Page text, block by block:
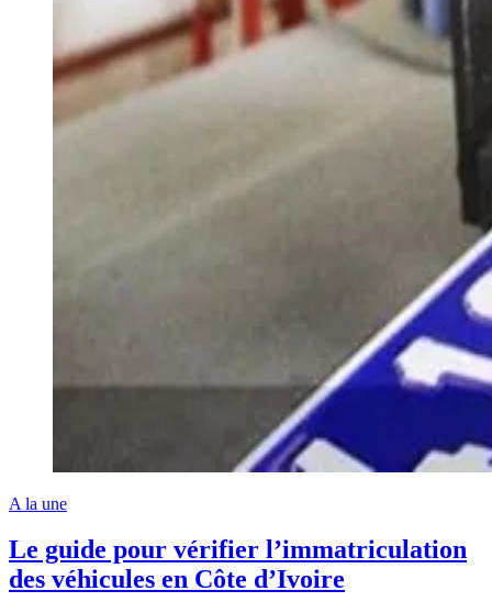
A la une
Le guide pour vérifier l’immatriculation
des véhicules en Côte d’Ivoire